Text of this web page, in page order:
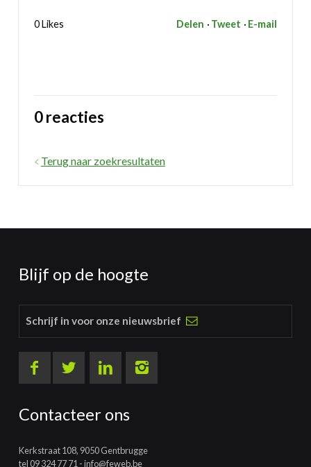
0 Likes Delen Tweet E-mail
0 reacties
Terug naar zoekresultaten
Blijf op de hoogte
Schrijf in voor onze nieuwsbrief
Contacteer ons
Kerkstraat 108, 9050 Gentbrugge
tel09 324 77 71-info@feweb.be